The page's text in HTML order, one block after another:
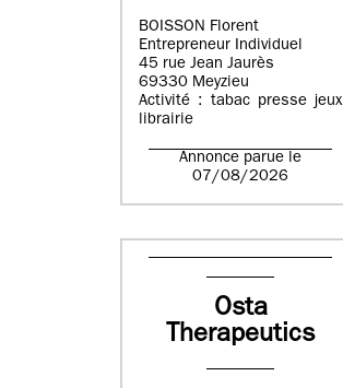
BOISSON Florent
Entrepreneur Individuel
45 rue Jean Jaurès
69330 Meyzieu
Activité : tabac presse jeux
librairie
Annonce parue le
07/08/2026
Osta
Therapeutics